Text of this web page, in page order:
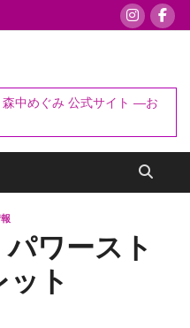
～®
約受付中
中めぐみ 公式サイト ―お
ワースト
ト